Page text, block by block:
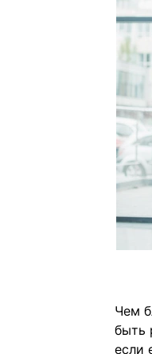
Чем
быть
если